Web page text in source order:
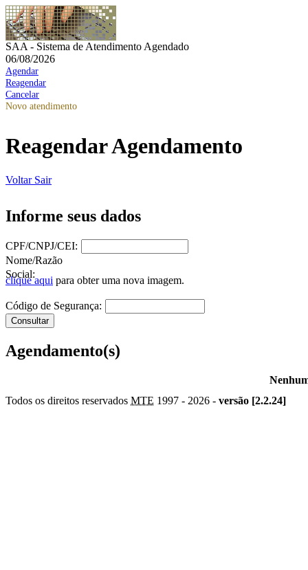
SAA - Sistema de Atendimento Agendado
06/08/2026
Agendar
Reagendar
Cancelar
Novo atendimento
Reagendar Agendamento
Voltar Sair
Informe seus dados
CPF/CNPJ/CEI:
Nome/Razão
Social:
clique aqui para obter uma nova imagem.
Código de Segurança:
Agendamento(s)
Todos os direitos reservados MTE 1997 - 2026 - versão [2.2.24]